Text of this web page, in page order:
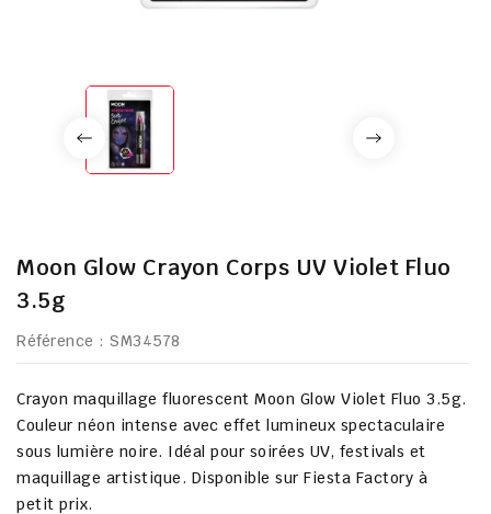
Moon Glow Crayon Corps UV Violet Fluo
3.5g
Référence : SM34578
Crayon maquillage fluorescent Moon Glow Violet Fluo 3.5g.
Couleur néon intense avec effet lumineux spectaculaire
sous lumière noire. Idéal pour soirées UV, festivals et
maquillage artistique. Disponible sur Fiesta Factory à
petit prix.